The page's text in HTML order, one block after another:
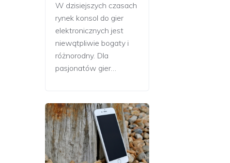
W dzisiejszych czasach
rynek konsol do gier
elektronicznych jest
niewątpliwie bogaty i
różnorodny. Dla
pasjonatów gier…